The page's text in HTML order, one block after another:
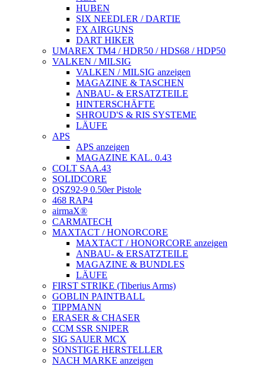
HUBEN
SIX NEEDLER / DARTIE
FX AIRGUNS
DART HIKER
UMAREX TM4 / HDR50 / HDS68 / HDP50
VALKEN / MILSIG
VALKEN / MILSIG anzeigen
MAGAZINE & TASCHEN
ANBAU- & ERSATZTEILE
HINTERSCHÄFTE
SHROUD'S & RIS SYSTEME
LÄUFE
APS
APS anzeigen
MAGAZINE KAL. 0.43
COLT SAA.43
SOLIDCORE
QSZ92-9 0.50er Pistole
468 RAP4
airmaX®
CARMATECH
MAXTACT / HONORCORE
MAXTACT / HONORCORE anzeigen
ANBAU- & ERSATZTEILE
MAGAZINE & BUNDLES
LÄUFE
FIRST STRIKE (Tiberius Arms)
GOBLIN PAINTBALL
TIPPMANN
ERASER & CHASER
CCM SSR SNIPER
SIG SAUER MCX
SONSTIGE HERSTELLER
NACH MARKE anzeigen